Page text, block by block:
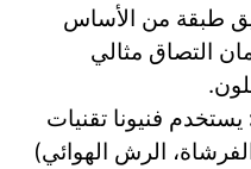
طبقة من الأساس
التصاق مثالي
يستخدم فنيونا تقنيات
الرش الهوائي)